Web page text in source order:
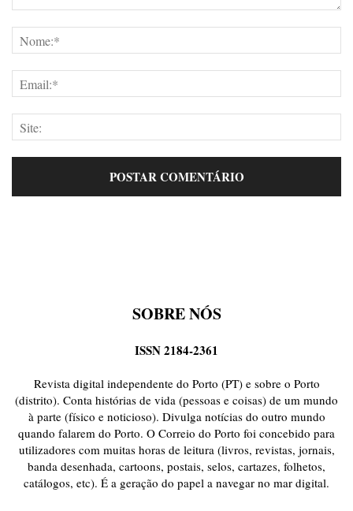
SOBRE NÓS
ISSN 2184-2361
Revista digital independente do Porto (PT) e sobre o Porto
(distrito). Conta histórias de vida (pessoas e coisas) de um mundo
à parte (físico e noticioso). Divulga notícias do outro mundo
quando falarem do Porto. O Correio do Porto foi concebido para
utilizadores com muitas horas de leitura (livros, revistas, jornais,
banda desenhada, cartoons, postais, selos, cartazes, folhetos,
catálogos, etc). É a geração do papel a navegar no mar digital.